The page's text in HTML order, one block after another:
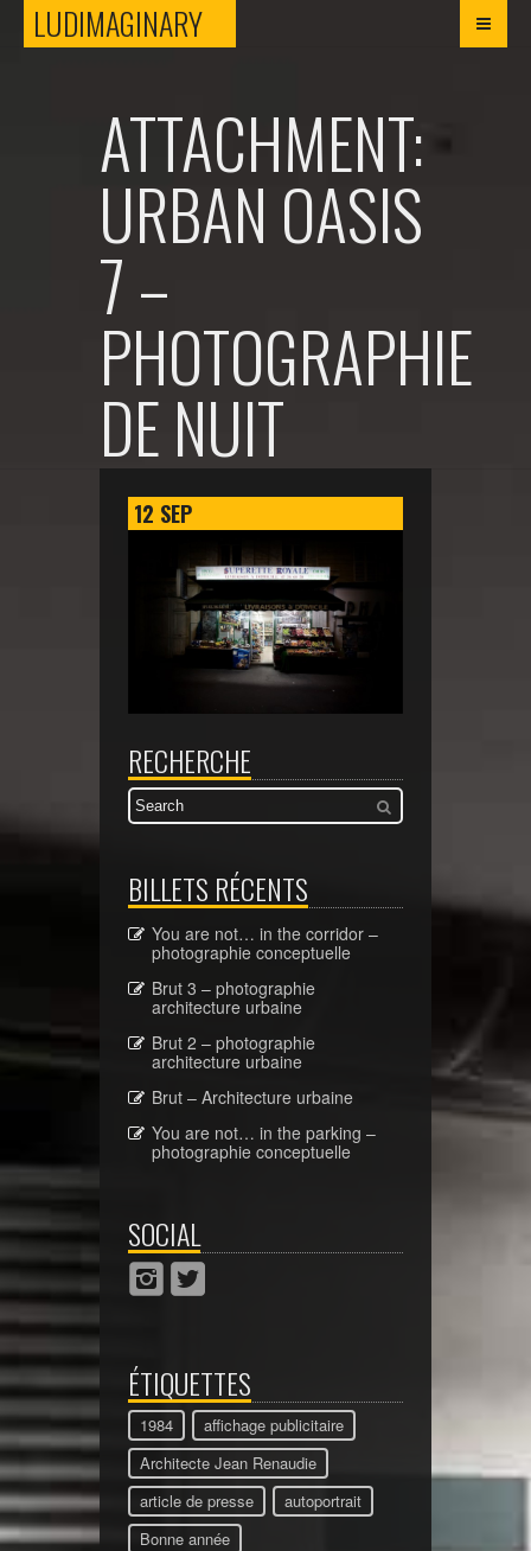
LUDIMAGINARYLUDIMAGINARY
ATTACHMENT:
URBAN OASIS
7 –
PHOTOGRAPHIE
DE NUIT
12 SEP
RECHERCHE
BILLETS RÉCENTS
You are not… in the corridor –
photographie conceptuelle
Brut 3 – photographie
architecture urbaine
Brut 2 – photographie
architecture urbaine
Brut – Architecture urbaine
You are not… in the parking –
photographie conceptuelle
SOCIAL
ÉTIQUETTES
1984
affichage publicitaire
Architecte Jean Renaudie
article de presse
autoportrait
Bonne année